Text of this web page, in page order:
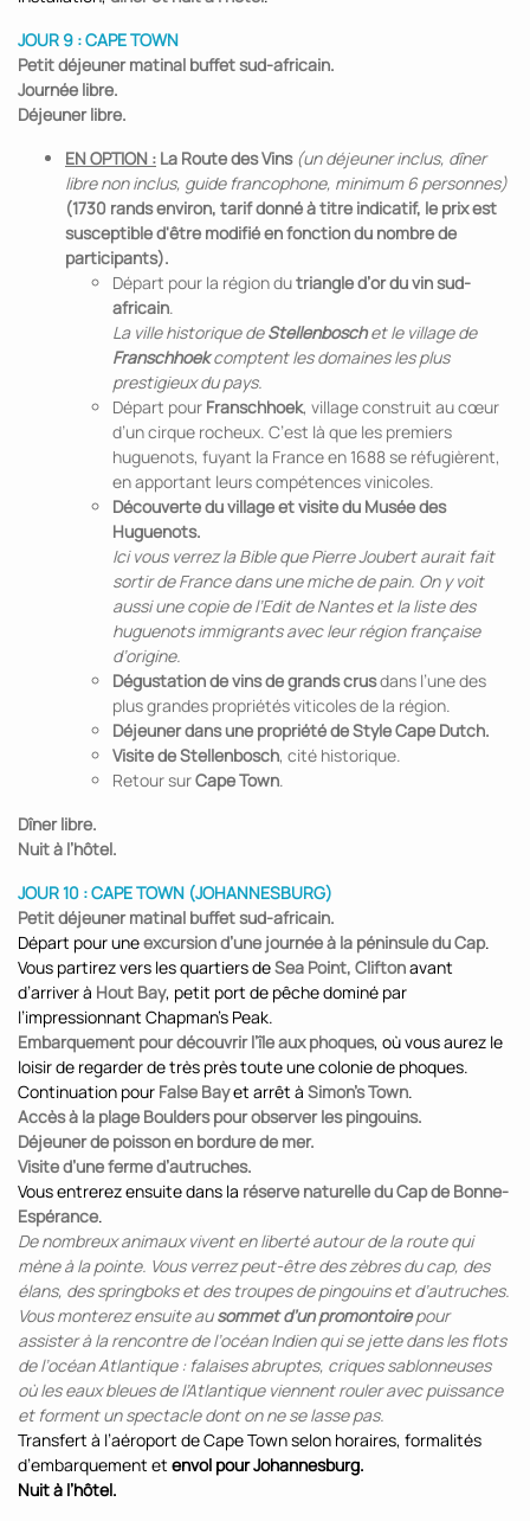
JOUR 9 : CAPE TOWN
Petit déjeuner matinal buffet sud-africain.
Journée libre.
Déjeuner libre.
EN OPTION : La Route des Vins (un déjeuner inclus, dîner
libre non inclus, guide francophone, minimum 6 personnes)
(1730 rands environ, tarif donné à titre indicatif, le prix est
susceptible d'être modifié en fonction du nombre de
participants).
Départ pour la région dutriangle d’or du vin sud-
africain.
La ville historique deStellenboschet le village de
Franschhoekcomptent les domaines les plus
prestigieux du pays.
Départ pour Franschhoek, village construit au cœur
d’un cirque rocheux. C’est là que les premiers
huguenots, fuyant la France en 1688 se réfugièrent,
en apportant leurs compétences vinicoles.
Découverte du village et visite du Musée des
Huguenots.
Ici vous verrez la Bible que Pierre Joubert aurait fait
sortir de France dans une miche de pain. On y voit
aussi une copie de l’Edit de Nantes et la liste des
huguenots immigrants avec leur région française
d’origine.
Dégustation de vins de grands crusdans l’une des
plus grandes propriétés viticoles de la région.
Déjeuner dans une propriété de Style Cape Dutch.
Visite de Stellenbosch, cité historique.
Retour surCape Town.
Dîner libre.
Nuit à l’hôtel.
JOUR 10 : CAPE TOWN (JOHANNESBURG)
Petit déjeuner matinal buffet sud-africain.
Départ pour uneexcursion d’une journée à la péninsule du Cap.
Vous partirez vers les quartiers deSea Point, Cliftonavant
d’arriver à Hout Bay, petit port de pêche dominé par
l’impressionnant Chapman’s Peak.
Embarquement pour découvrir l’île aux phoques, où vous aurez le
loisir de regarder de très près toute une colonie de phoques.
Continuation pour False Bayet arrêt à Simon’s Town.
Accès à la plage Boulders pour observer les pingouins.
Déjeuner de poisson en bordure de mer.
Visite d’une ferme d’autruches.
Vous entrerez ensuite dans la réserve naturelle du Cap de Bonne-
Espérance.
De nombreux animaux vivent en liberté autour de la route qui
mène à la pointe. Vous verrez peut-être des zèbres du cap, des
élans, des springboks et des troupes de pingouins et d’autruches.
Vous monterez ensuite ausommet d’un promontoirepour
assister à la rencontre de l’océan Indien qui se jette dans les flots
de l’océan Atlantique : falaises abruptes, criques sablonneuses
où les eaux bleues de l’Atlantique viennent rouler avec puissance
et forment un spectacle dont on ne se lasse pas.
Transfert à l’aéroport de Cape Town selon horaires, formalités
d’embarquement et envol pour Johannesburg.
Nuit à l’hôtel.